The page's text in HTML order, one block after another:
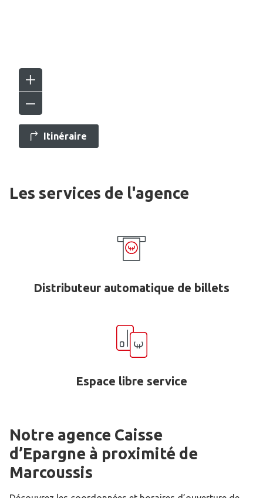
Itinéraire
Les services de l'agence
Distributeur automatique de billets
Espace libre service
Notre agence Caisse
d’Epargne à proximité de
Marcoussis